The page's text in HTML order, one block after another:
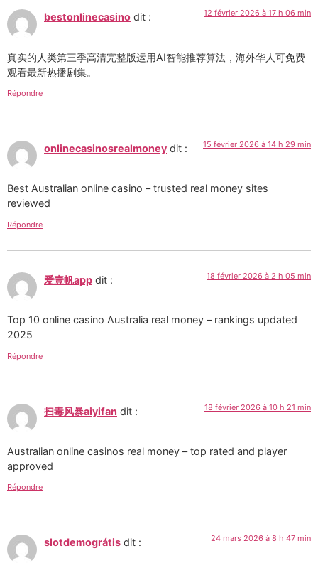
bestonlinecasino dit : 12 février 2026 à 17 h 06 min
真实的人类第三季高清完整版运用AI智能推荐算法，海外华人可免费
观看最新热播剧集。
Répondre
onlinecasinosrealmoney dit : 15 février 2026 à 14 h 29 min
Best Australian online casino – trusted real money sites
reviewed
Répondre
爱壹帆app dit : 18 février 2026 à 2 h 05 min
Top 10 online casino Australia real money – rankings updated
2025
Répondre
扫毒风暴aiyifan dit : 18 février 2026 à 10 h 21 min
Australian online casinos real money – top rated and player
approved
Répondre
slotdemográtis dit : 24 mars 2026 à 8 h 47 min